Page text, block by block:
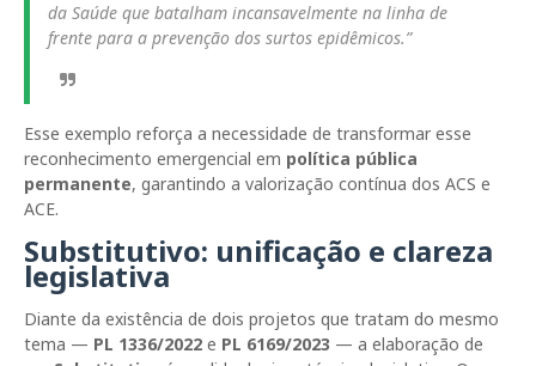
da Saúde que batalham incansavelmente na linha de
frente para a prevenção dos surtos epidêmicos.”
Esse exemplo reforça a necessidade de transformar esse
reconhecimento emergencial em política pública
permanente, garantindo a valorização contínua dos ACS e
ACE.
Substitutivo: unificação e clareza
legislativa
Diante da existência de dois projetos que tratam do mesmo
tema — PL 1336/2022 e PL 6169/2023 — a elaboração de